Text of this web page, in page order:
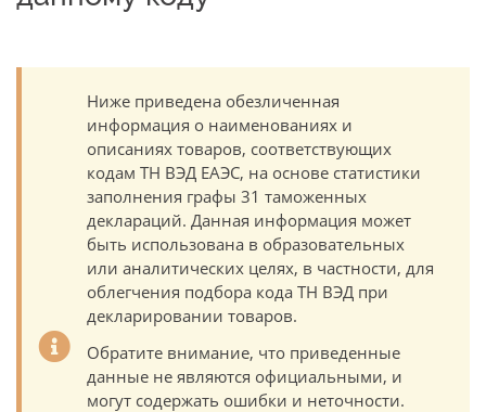
Ниже приведена обезличенная
информация о наименованиях и
описаниях товаров, соответствующих
кодам ТН ВЭД ЕАЭС, на основе статистики
заполнения графы 31 таможенных
деклараций. Данная информация может
быть использована в образовательных
или аналитических целях, в частности, для
облегчения подбора кода ТН ВЭД при
декларировании товаров.
Обратите внимание, что приведенные
данные не являются официальными, и
могут содержать ошибки и неточности.